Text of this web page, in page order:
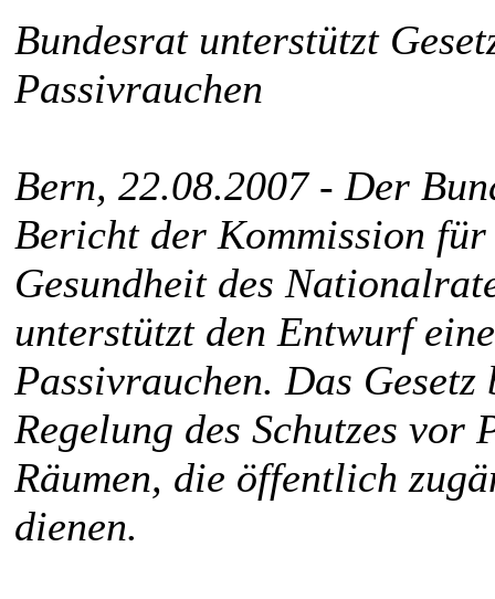
Bundesrat unterstützt
Passivrauchen
Bern, 22.08.2007 - Der
Bericht der Kommission
Gesundheit des
unterstützt den Entwurf
Passivrauchen. Das
Regelung des Schutzes vor
Räumen, die öffentlich
dienen.